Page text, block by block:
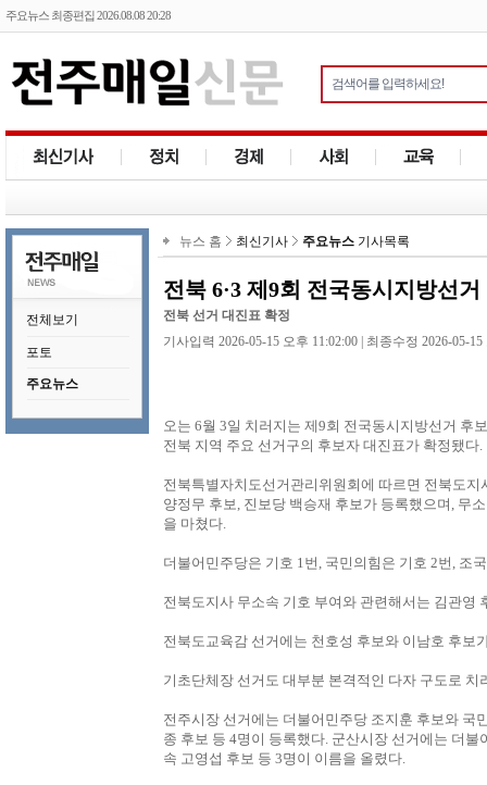
주요뉴스 최종편집 2026.08.08 20:28
전체보기
포토
주요뉴스
뉴스 홈 최신기사 주요뉴스 기사목록
전북 6·3 제9회 전국동시지방선
전북 선거 대진표 확정
기사입력 2026-05-15 오후 11:02:00 | 최종수정 2026-05-15
오는 6월 3일 치러지는 제9회 전국동시지방선거 후
전북 지역 주요 선거구의 후보자 대진표가 확정됐다.
전북특별자치도선거관리위원회에 따르면 전북도
양정무 후보, 진보당 백승재 후보가 등록했으며, 무
을 마쳤다.
더불어민주당은 기호 1번, 국민의힘은 기호 2번, 조
전북도지사 무소속 기호 부여와 관련해서는 김관영
전북도교육감 선거에는 천호성 후보와 이남호 후보
기초단체장 선거도 대부분 본격적인 다자 구도로 치
전주시장 선거에는 더불어민주당 조지훈 후보와 국
종 후보 등 4명이 등록했다. 군산시장 선거에는 더
속 고영섭 후보 등 3명이 이름을 올렸다.